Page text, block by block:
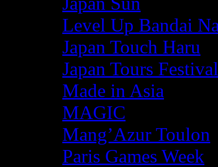
Level Up Bandai
Japan Touch Haru
Japan Tours Festival
Made in Asia
MAGIC
Mang’Azur Toulon
Paris Games Week